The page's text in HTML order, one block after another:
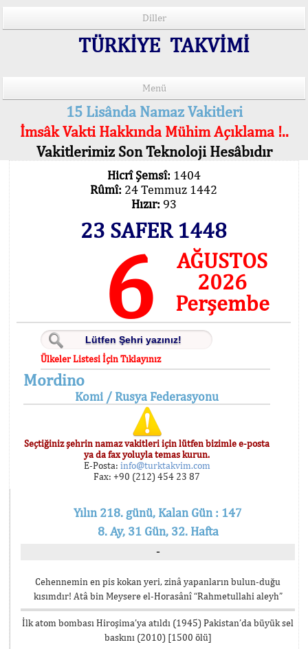
Diller
TÜRKİYE TAKVİMİ
Menü
15 Lisânda Namaz Vakitleri
İmsâk Vakti Hakkında Mühim Açıklama !..
Vakitlerimiz Son Teknoloji Hesâbıdır
Hicrî Şemsî: 1404
Rûmî: 24 Temmuz 1442
Hızır: 93
23 SAFER 1448
6
AĞUSTOS
2026
Perşembe
Ülkeler Listesi İçin Tıklayınız
Mordino
Komi / Rusya Federasyonu
Seçtiğiniz şehrin namaz vakitleri için lütfen bizimle e-posta
ya da fax yoluyla temas kurun.
E-Posta: info@turktakvim.com
Fax: +90 (212) 454 23 87
Yılın 218. günü, Kalan Gün : 147
8. Ay, 31 Gün, 32. Hafta
-
Cehennemin en pis kokan yeri, zinâ yapanların bulun-duğu
kısımdır! Atâ bin Meysere el-Horasânî “Rahmetullahi aleyh”
İlk atom bombası Hiroşima’ya atıldı (1945) Pakistan’da büyük sel
baskını (2010) [1500 ölü]